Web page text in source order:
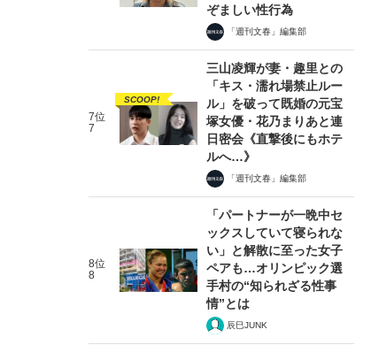
ぞましい性行為
「週刊文春」編集部
7位
7
SCOOP!
三山凌輝が妻・趣里との
「キス・濡れ場禁止ルー
ル」を破って既婚の元宝
塚女優・花乃まりあと連
日密会《直撃後にもホテ
ルへ…》
「週刊文春」編集部
8位
8
「パートナーが一晩中セ
ックスしていて寝られな
い」と解散に至った女子
ペアも…オリンピック選
手村の“知られざる性事
情”とは
辰巳JUNK